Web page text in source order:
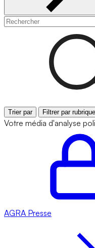
Trier par Filtrer par rubrique
Votre média d'analyse
AGRA Presse